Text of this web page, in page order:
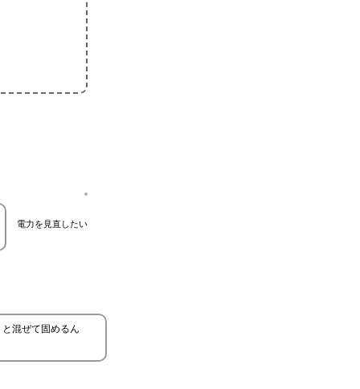
電力を見直したい
混ぜて固めるん